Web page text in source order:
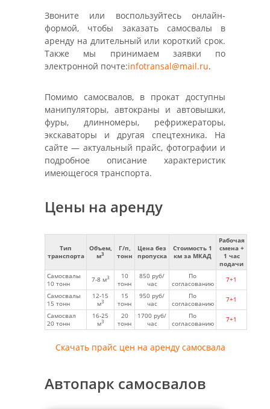
Звоните или воспользуйтесь онлайн-
формой, чтобы заказать самосвалы в
аренду на длительный или короткий срок.
Также мы принимаем заявки по
электронной почте:infotransal@mail.ru.
Помимо самосвалов, в прокат доступны
манипуляторы, автокраны и автовышки,
фуры, длинномеры, рефрижераторы,
экскаваторы и другая спецтехника. На
сайте — актуальный прайс, фотографии и
подробное описание характеристик
имеющегося транспорта.
Цены на аренду
Тип
транспорта
Объем,
м3
Г/п,
тонн
Цена без
пропуска
Стоимость 1
км за МКАД
Рабочая
смена +
1 час
подачи
Самосвалы
10 тонн
7-8 м3
10
тонн
850 руб/
час
По
согласованию
7+1
Самосвалы
15 тонн
12-15
м3
15
тонн
950 руб/
час
По
согласованию
7+1
Самосвал
20 тонн
16-25
м3
20
тонн
1700 руб/
час
По
согласованию
7+1
Скачать прайс цен на аренду самосвала
Автопарк самосвалов